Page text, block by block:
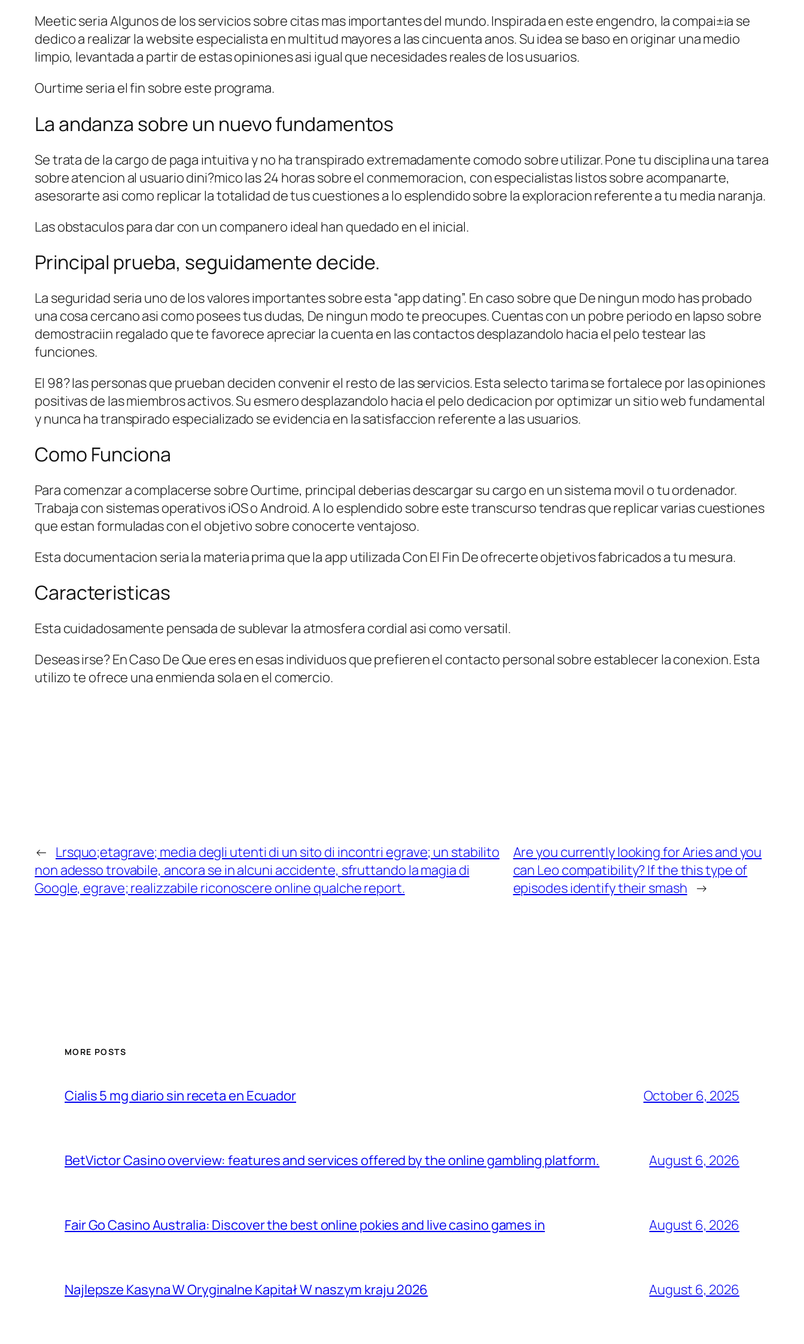
Meetic seri­a Algunos de los servicios sobre citas mas importantes del mundo.Inspirada en este engendro, la compai±i­a se
dedico a realizar la website especialista en multitud mayores a las cincuenta anos. Su idea se baso en originar una medio
limpio, levantada a partir de estas opiniones asi­ igual que necesidades reales de los usuarios.
Ourtime seri­a el fin sobre este programa.
La andanza sobre un nuevo fundamentos
Se trata de la cargo de paga intuitiva y no ha transpirado extremadamente comodo sobre utilizar. Pone tu disciplina una tarea
sobre atencion al usuario dini?mico las 24 horas sobre el conmemoracion, con especialistas listos sobre acompanarte,
asesorarte asi­ como replicar la totalidad de tus cuestiones a lo esplendido sobre la exploracion referente a tu media naranja.
Las obstaculos para dar con un companero ideal han quedado en el inicial.
Principal prueba, seguidamente decide.
La seguridad seri­a uno de los valores importantes sobre esta “app dating”. En caso sobre que De ningun modo has probado
una cosa cercano asi­ como posees tus dudas, De ningun modo te preocupes. Cuentas con un pobre periodo en lapso sobre
demostraciin regalado que te favorece apreciar la cuenta en las contactos desplazandolo hacia el pelo testear las
funciones.
El 98? las personas que prueban deciden convenir el resto de las servicios. Esta selecto tarima se fortalece por las opiniones
positivas de las miembros activos. Su esmero desplazandolo hacia el pelo dedicacion por optimizar un sitio web fundamental
y nunca ha transpirado especializado se evidencia en la satisfaccion referente a las usuarios.
Como Funciona
Para comenzar a complacerse sobre Ourtime, principal deberias descargar su cargo en un sistema movil o tu ordenador.
Trabaja con sistemas operativos iOS o Android. A lo esplendido sobre este transcurso tendras que replicar varias cuestiones
que estan formuladas con el objetivo sobre conocerte ventajoso.
Esta documentacion seri­a la materia prima que la app utilizada Con El Fin De ofrecerte objetivos fabricados a tu mesura.
Caracteristicas
Esta cuidadosamente pensada de sublevar la atmosfera cordial asi­ como versatil.
Deseas irse? En Caso De Que eres en esas individuos que prefieren el contacto personal sobre establecer la conexion. Esta
utilizo te ofrece una enmienda sola en el comercio.
← Lrsquo;etagrave; media degli utenti di un sito di incontri egrave; un stabilito
non adesso trovabile, ancora se in alcuni accidente, sfruttando la magia di
Google, egrave; realizzabile riconoscere online qualche report.
Are you currently looking for Aries and you
can Leo compatibility? If the this type of
episodes identify their smash →
MORE POSTS
Cialis 5 mg diario sin receta en Ecuador October 6, 2025
BetVictor Casino overview: features and services offered by the online gambling platform. August 6, 2026
Fair Go Casino Australia: Discover the best online pokies and live casino games in August 6, 2026
Najlepsze Kasyna W Oryginalne Kapitał W naszym kraju 2026 August 6, 2026